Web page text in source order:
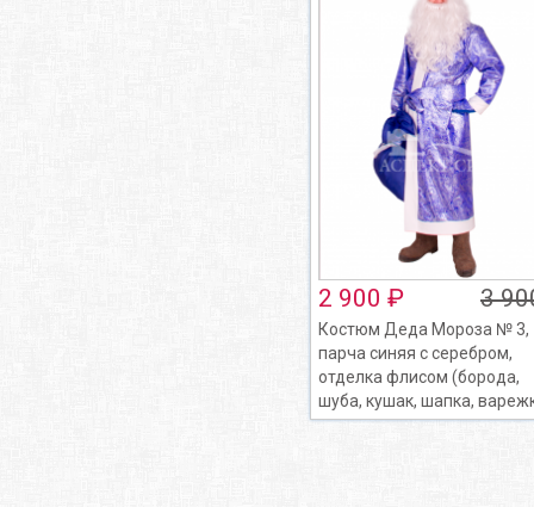
2 900 ₽ 3
Костюм Деда Мороза № 3,
парча синяя с серебром,
отделка флисом (борода,
шуба, кушак, шапка,